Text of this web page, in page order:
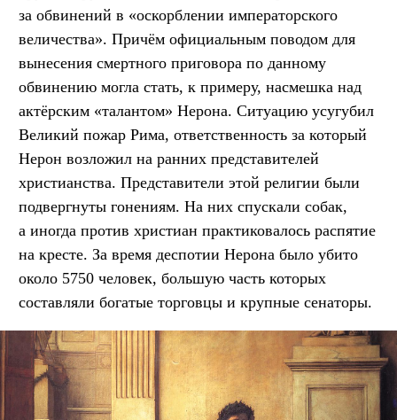
за обвинений в «оскорблении императорского
величества». Причём официальным поводом для
вынесения смертного приговора по данному
обвинению могла стать, к примеру, насмешка над
актёрским «талантом» Нерона. Ситуацию усугубил
Великий пожар Рима, ответственность за который
Нерон возложил на ранних представителей
христианства. Представители этой религии были
подвергнуты гонениям. На них спускали собак,
а иногда против христиан практиковалось распятие
на кресте. За время деспотии Нерона было убито
около 5750 человек, большую часть которых
составляли богатые торговцы и крупные сенаторы.